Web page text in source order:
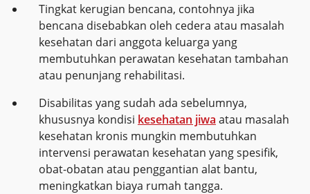
Tingkat kerugian bencana, contohnya jika
bencana disebabkan oleh cedera atau masalah
kesehatan dari anggota keluarga yang
membutuhkan perawatan kesehatan tambahan
atau penunjang rehabilitasi.
Disabilitas yang sudah ada sebelumnya,
khususnya kondisi kesehatan jiwa atau masalah
kesehatan kronis mungkin membutuhkan
intervensi perawatan kesehatan yang spesifik,
obat-obatan atau penggantian alat bantu,
meningkatkan biaya rumah tangga.